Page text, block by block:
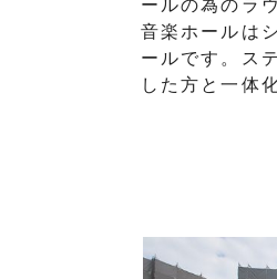
ールの為のラ
音楽ホールは
ールです。ス
した方と一体